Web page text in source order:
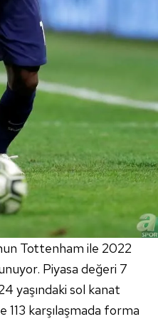
ilişkin detaylı bilgi
Çerez Bilgilendirme
Kanunu uyarınca
okumak ve sitemizde
çerezlerle ilgili bilgi
Tottenham ile 2022
Piyasa değeri 7
yaşındaki sol kanat
karşılaşmada forma